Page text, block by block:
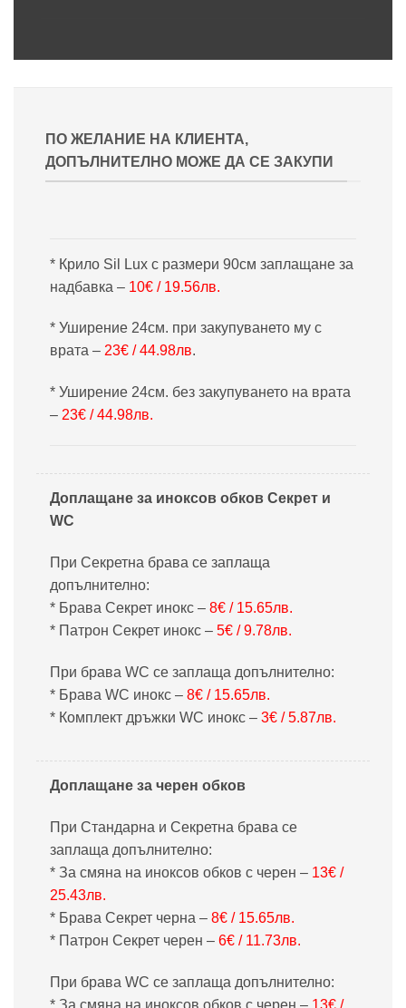
ПО ЖЕЛАНИЕ НА КЛИЕНТА,
ДОПЪЛНИТЕЛНО МОЖЕ ДА СЕ ЗАКУПИ
* Крило Sil Lux с размери 90см заплащане за
надбавка – 10€ / 19.56лв.
* Уширение 24см. при закупуването му с
врата – 23€ / 44.98лв.
* Уширение 24см. без закупуването на врата
– 23€ / 44.98лв.
Доплащане за иноксов обков Секрет и
WC
При Секретна брава се заплаща
допълнително:
* Брава Секрет инокс – 8€ / 15.65лв.
* Патрон Секрет инокс – 5€ / 9.78лв.
При брава WC се заплаща допълнително:
* Брава WC инокс – 8€ / 15.65лв.
* Комплект дръжки WC инокс – 3€ / 5.87лв.
Доплащане за черен обков
При Стандарна и Секретна брава се
заплаща допълнително:
* За смяна на иноксов обков с черен – 13€ /
25.43лв.
* Брава Секрет черна – 8€ / 15.65лв.
* Патрон Секрет черен – 6€ / 11.73лв.
При брава WC се заплаща допълнително:
* За смяна на иноксов обков с черен – 13€ /